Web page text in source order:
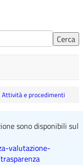
Attività e procedimenti
sono disponibili sul
valutazione-